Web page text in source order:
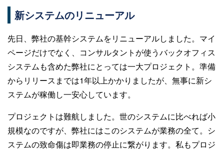
新システムのリニューアル
先日、弊社の基幹システムをリニューアルしました。マイ
ページだけでなく、コンサルタントが使うバックオフィス
システムも含めた弊社にとっては一大プロジェクト。準備
からリリースまでは1年以上かかりましたが、無事に新シ
ステムが稼働し一安心しています。
プロジェクトは難航しました。世のシステムに比べれば小
規模なのですが、弊社にはこのシステムが業務の全て。シ
ステムの致命傷は即業務の停止に繋がります。私もプロジ